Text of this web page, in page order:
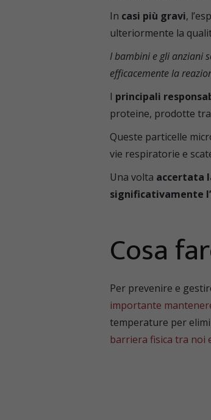
In casi più gravi,
ulteriormente la
I bambini e gli anziani
efficacemente la
I principali
proteine, prodotte
Queste particelle
vie respiratorie e
Una volta accertata
significativamente
Cosa
Per prevenire e
importante
temperature per
barriera fisica tra noi